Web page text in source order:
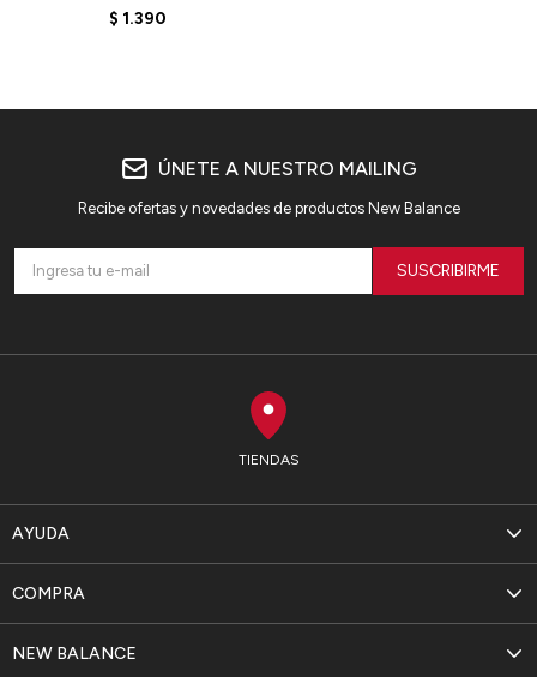
MT61O0U4AG - GREY
$ 1.390
TIENDAS
AYUDA
NEW BALANCE
COMPRA
ÚNETE A NUESTRO MAILING
Recibe ofertas y novedades de productos New Balance
SUSCRIBIRME